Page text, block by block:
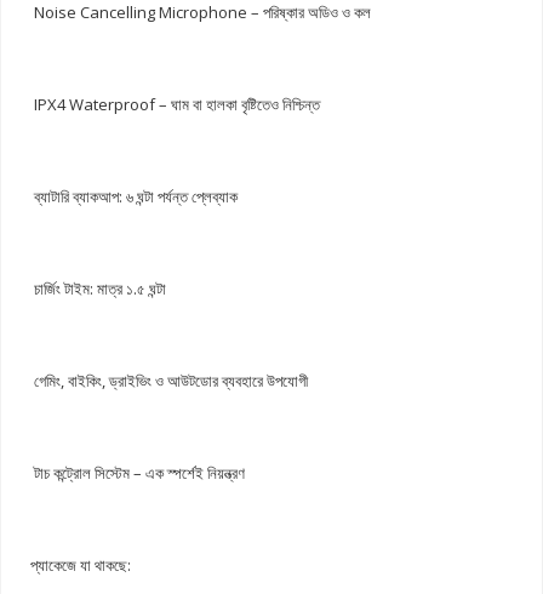
Noise Cancelling Microphone – পরিষ্কার অডিও ও কল
IPX4 Waterproof – ঘাম বা হালকা বৃষ্টিতেও নিশ্চিন্ত
ব্যাটারি ব্যাকআপ: ৬ ঘন্টা পর্যন্ত প্লেব্যাক
চার্জিং টাইম: মাত্র ১.৫ ঘন্টা
গেমিং, বাইকিং, ড্রাইভিং ও আউটডোর ব্যবহারে উপযোগী
টাচ কন্ট্রোল সিস্টেম – এক স্পর্শেই নিয়ন্ত্রণ
প্যাকেজে যা থাকছে: